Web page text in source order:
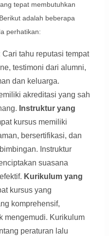
tepat membutuhkan
adalah beberapa
perhatikan:
Cari tahu reputasi tempat
testimoni dari alumni,
dan keluarga.
akreditasi yang sah
Instruktur yang
kursus memiliki
bersertifikasi, dan
Instruktur
suasana
Kurikulum yang
kursus yang
komprehensif,
mengemudi. Kurikulum
peraturan lalu